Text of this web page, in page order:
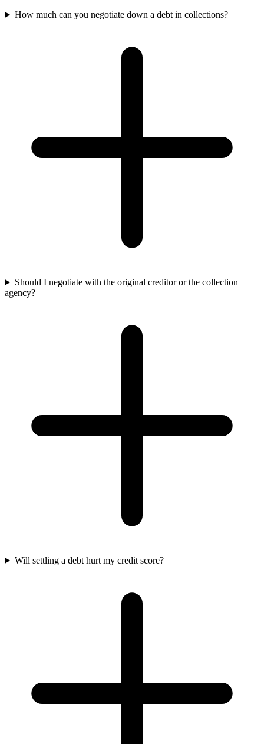
How much can you negotiate down a debt in collections?
Should I negotiate with the original creditor or the collection
agency?
Will settling a debt hurt my credit score?